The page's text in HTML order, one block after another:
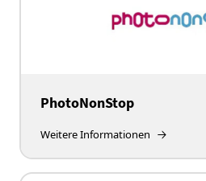
PhotoNonStop
Weitere Informationen